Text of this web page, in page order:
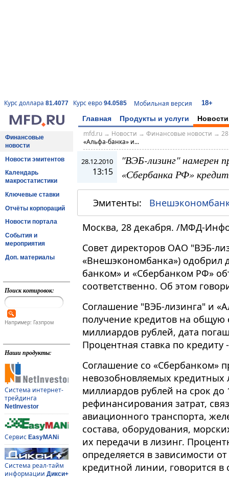
Курс доллара 81.4077 Курс евро 94.0585 Мобильная версия 18+
Главная Продукты и услуги Новости
Финансовые
новости
Новости эмитентов
Календарь
макростатистики
Ключевые ставки
Отчёты корпораций
Новости портала
События и
мероприятия
Доп. материалы
Поиск котировок:
Например: Газпром
Наши продукты:
Система интернет-
трейдинга
NetInvestor
Сервис EasyMANi
Система реал-тайм
информации Дикси+
mfd.ru→ Новости → Финансовые новости →
«Альфа-банка» и...
28.12.2010
13:15
"ВЭБ-лизинг" намерен
«Сбербанка РФ»
Эмитенты:
Москва, 28 декабря. /МФД-
Совет директоров ОАО "ВЭБ-
«Внешэкономбанка») одобрил
банком» и «Сбербанком РФ»
соответственно. Об этом
Соглашение "ВЭБ-лизинга" и
получение кредитов на
миллиардов рублей, дата
Процентная ставка по кредиту
Соглашение со «Сбербанком»
невозобновляемых
миллиардов рублей на срок
рефинансирования затрат,
авиационного транспорта,
состава, оборудования,
их передачи в лизинг.
определяется в зависимости
кредитной линии, говорится